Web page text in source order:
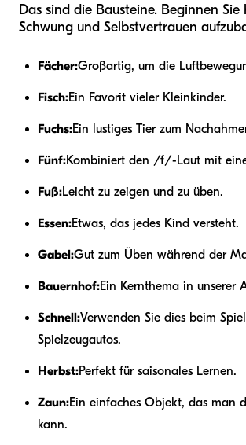
Das sind die Bausteine. Beginnen Sie
Schwung und Selbstvertrauen
Fächer:Großartig, um die
Fisch:Ein Favorit vieler Kleinkinder.
Fuchs:Ein lustiges Tier zum
Fünf:Kombiniert den /f/-Laut mit
Fuß:Leicht zu zeigen und zu üben.
Essen:Etwas, das jedes Kind versteht.
Gabel:Gut zum Üben während der
Bauernhof:Ein Kernthema in unserer
Schnell:Verwenden Sie dies beim
Spielzeugautos.
Herbst:Perfekt für saisonales Lernen.
Zaun:Ein einfaches Objekt, das man
kann.